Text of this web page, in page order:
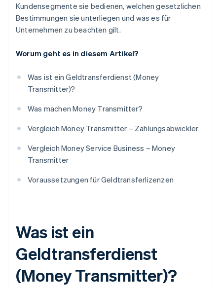
Kundensegmente sie bedienen, welchen gesetzlichen
Bestimmungen sie unterliegen und was es für
Unternehmen zu beachten gilt.
Worum geht es in diesem Artikel?
Was ist ein Geldtransferdienst (Money
Transmitter)?
Was machen Money Transmitter?
Vergleich Money Transmitter – Zahlungsabwickler
Vergleich Money Service Business – Money
Transmitter
Voraussetzungen für Geldtransferlizenzen
Was ist ein
Geldtransferdienst
(Money Transmitter)?